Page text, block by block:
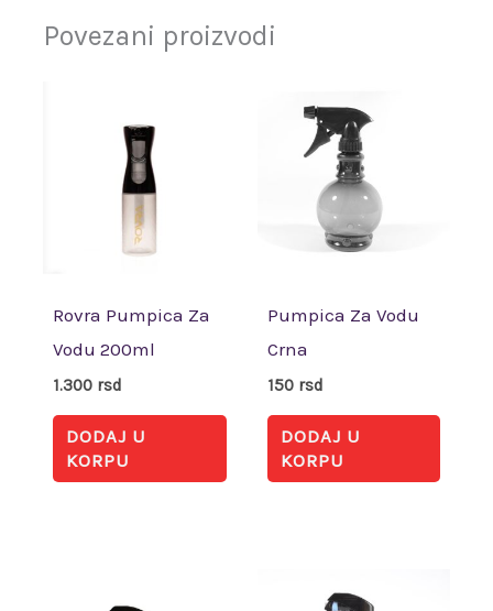
Povezani proizvodi
Rovra Pumpica Za
Vodu 200ml
1.300 rsd
DODAJ U
KORPU
Pumpica Za Vodu
Crna
150 rsd
DODAJ U
KORPU